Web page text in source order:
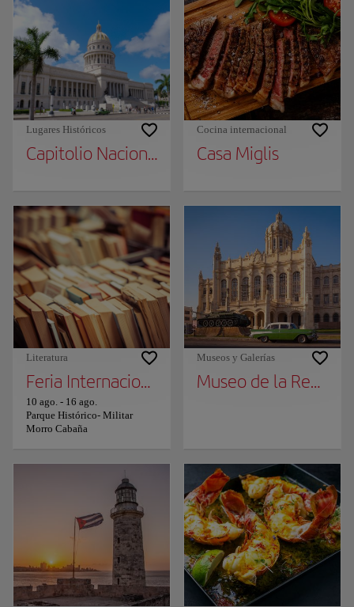
Lugares Históricos
Capitolio Nacional
Cocina internacional
Casa Miglis
Literatura
Feria Internacional del Libro de La Habana
10 ago. - 16 ago.
Parque Histórico- Militar
Morro Cabaña
Museos y Galerías
Museo de la